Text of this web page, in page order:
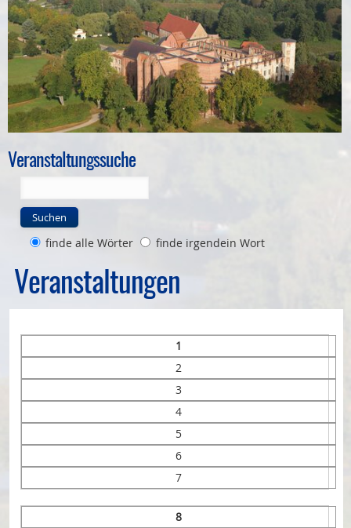
Veranstaltungssuche
Suchen
finde alle Wörter finde irgendein Wort
Veranstaltungen
1
2
3
4
5
6
7
8
Bauleitplanung
Öffentlicher Anzeiger
Förderung ortsteilbezogener Maßnahmen